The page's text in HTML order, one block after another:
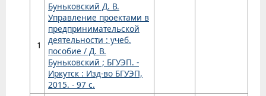
1
Буньковский Д. В.
Управление проектами в
предпринимательской
деятельности : учеб.
пособие / Д. В.
Буньковский ; БГУЭП. -
Иркутск : Изд-во БГУЭП,
2015. - 97 с.